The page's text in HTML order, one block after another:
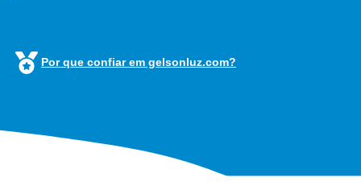
Por que confiar em gelsonluz.com?